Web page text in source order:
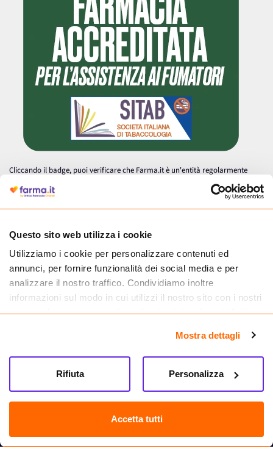
Questo sito web utilizza i cookie
Utilizziamo i cookie per personalizzare contenuti ed
annunci, per fornire funzionalità dei social media e per
analizzare il nostro traffico. Condividiamo inoltre
informazioni sul modo in cui utilizzi il nostro sito con i nostri
partner che si occupano di analisi dei dati web, pubblicità e
informazioni che hai fornito loro o che hanno raccolto dal
tuo utilizzo dei loro servizi.
Mostra dettagli
Accetta tutti
Personalizza
Rifiuta
Cliccando il badge, puoi verificare che Farma.it è un'entità regolarmente
autorizzata dal Ministero della Salute a effettuare la vendita online di
medicinali.
Farma.it S.a.s. P. IVA 07417261216 REA: NA-884088
CREDITS
Sede legale Via delle Repubbliche Marinare 128, 80147 Napoli